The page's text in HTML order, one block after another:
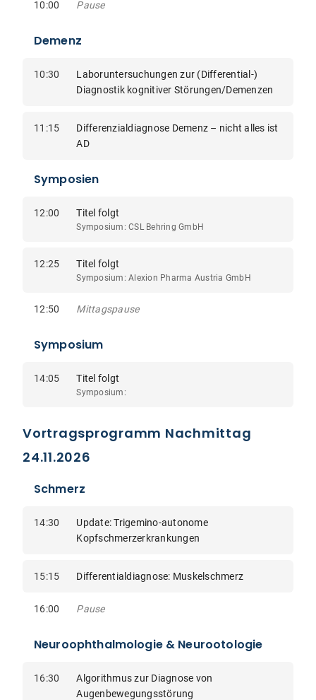
10:00 Pause
Demenz
10:30
Laboruntersuchungen zur (Differential-)
Diagnostik kognitiver Störungen/Demenzen
11:15
Differenzialdiagnose Demenz – nicht alles ist
AD
Symposien
12:00 Titel folgt
Symposium: CSL Behring GmbH
12:25 Titel folgt
Symposium: Alexion Pharma Austria GmbH
12:50 Mittagspause
Symposium
14:05 Titel folgt
Symposium:
Vortragsprogramm Nachmittag
24.11.2026
Schmerz
14:30
Update: Trigemino-autonome
Kopfschmerzerkrankungen
15:15 Differentialdiagnose: Muskelschmerz
16:00 Pause
Neuroophthalmologie & Neurootologie
16:30
Algorithmus zur Diagnose von
Augenbewegungsstörung